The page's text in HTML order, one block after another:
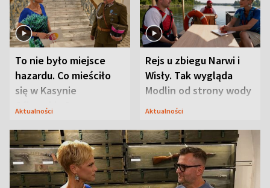
To nie było miejsce
hazardu. Co mieściło
się w Kasynie
Oficerskim?
Aktualności
Rejs u zbiegu Narwi i
Wisły. Tak wygląda
Modlin od strony wody
Aktualności